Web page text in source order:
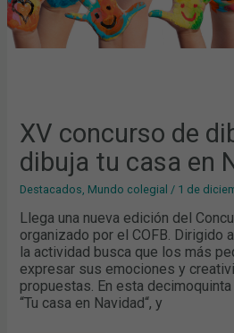
XV concurso de
dibuja tu casa en
Destacados Mundo colegial / 1 de
Llega una nueva edición del
organizado por el COFB. Dirigido
la actividad busca que los más
expresar sus emociones y
propuestas. En esta
“Tu casa en Navidad“, y